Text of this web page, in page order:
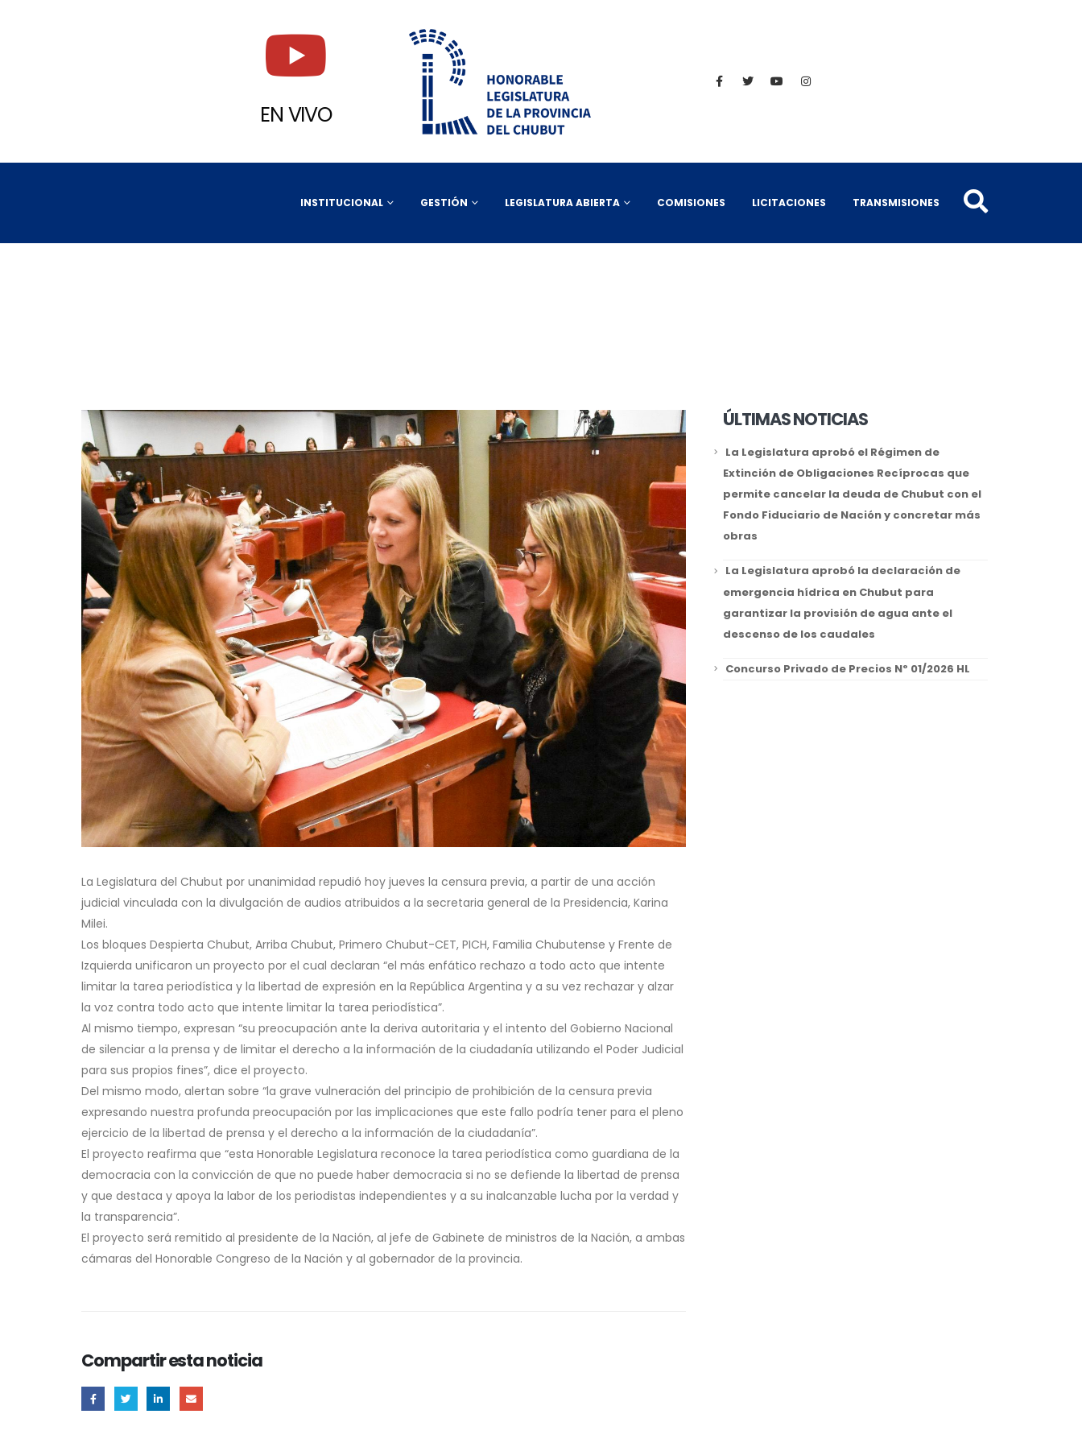
EN VIVO
INSTITUCIONAL GESTIÓN LEGISLATURA ABIERTA COMISIONES LICITACIONES TRANSMISIONES
La Legislatura del Chubut por unanimidad repudió hoy jueves la censura previa, a partir de una acción
judicial vinculada con la divulgación de audios atribuidos a la secretaria general de la Presidencia, Karina
Milei.
Los bloques Despierta Chubut, Arriba Chubut, Primero Chubut-CET, PICH, Familia Chubutense y Frente de
Izquierda unificaron un proyecto por el cual declaran “el más enfático rechazo a todo acto que intente
limitar la tarea periodística y la libertad de expresión en la República Argentina y a su vez rechazar y alzar
la voz contra todo acto que intente limitar la tarea periodística”.
Al mismo tiempo, expresan “su preocupación ante la deriva autoritaria y el intento del Gobierno Nacional
de silenciar a la prensa y de limitar el derecho a la información de la ciudadanía utilizando el Poder Judicial
para sus propios fines”, dice el proyecto.
Del mismo modo, alertan sobre “la grave vulneración del principio de prohibición de la censura previa
expresando nuestra profunda preocupación por las implicaciones que este fallo podría tener para el pleno
ejercicio de la libertad de prensa y el derecho a la información de la ciudadanía”.
El proyecto reafirma que “esta Honorable Legislatura reconoce la tarea periodística como guardiana de la
democracia con la convicción de que no puede haber democracia si no se defiende la libertad de prensa
y que destaca y apoya la labor de los periodistas independientes y a su inalcanzable lucha por la verdad y
la transparencia”.
El proyecto será remitido al presidente de la Nación, al jefe de Gabinete de ministros de la Nación, a ambas
cámaras del Honorable Congreso de la Nación y al gobernador de la provincia.
Compartir esta noticia
ÚLTIMAS NOTICIAS
La Legislatura aprobó el Régimen de
Extinción de Obligaciones Recíprocas que
permite cancelar la deuda de Chubut con el
Fondo Fiduciario de Nación y concretar más
obras
La Legislatura aprobó la declaración de
emergencia hídrica en Chubut para
garantizar la provisión de agua ante el
descenso de los caudales
Concurso Privado de Precios Nº 01/2026 HL